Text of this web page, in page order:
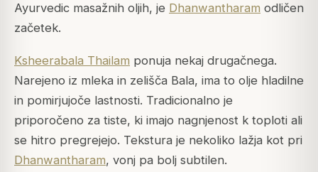
Ayurvedic masažnih oljih, je Dhanwantharam odličen
začetek.
Ksheerabala Thailam ponuja nekaj drugačnega.
Narejeno iz mleka in zelišča Bala, ima to olje hladilne
in pomirjujoče lastnosti. Tradicionalno je
priporočeno za tiste, ki imajo nagnjenost k toploti ali
se hitro pregrejejo. Tekstura je nekoliko lažja kot pri
Dhanwantharam, vonj pa bolj subtilen.